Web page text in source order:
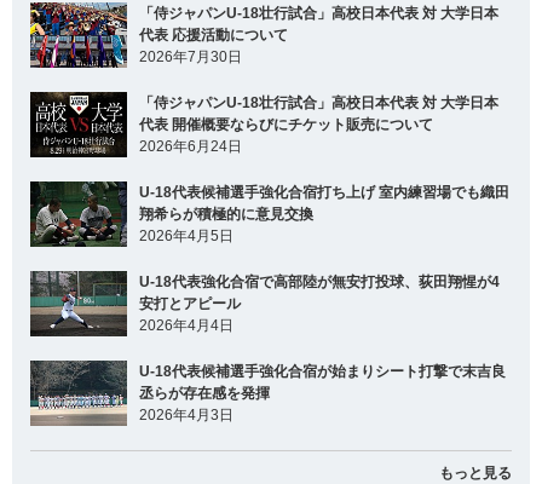
「侍ジャパンU-18壮行試合」高校日本代表 対 大学日本
代表 応援活動について
2026年7月30日
「侍ジャパンU-18壮行試合」高校日本代表 対 大学日本
代表 開催概要ならびにチケット販売について
2026年6月24日
U-18代表候補選手強化合宿打ち上げ 室内練習場でも織田
翔希らが積極的に意見交換
2026年4月5日
U-18代表強化合宿で高部陸が無安打投球、荻田翔惺が4
安打とアピール
2026年4月4日
U-18代表候補選手強化合宿が始まりシート打撃で末吉良
丞らが存在感を発揮
2026年4月3日
もっと見る